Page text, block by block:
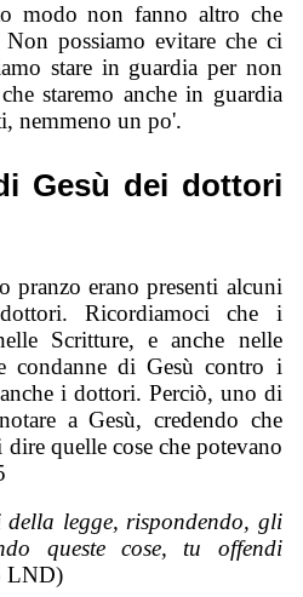
modo non fanno altro che
possiamo evitare che ci
stare in guardia per non
staremo anche in guardia
nemmeno un po'.
Gesù dei dottori
pranzo erano presenti alcuni
Ricordiamoci che i
Scritture, e anche nelle
condanne di Gesù contro i
i dottori. Perciò, uno di
a Gesù, credendo che
dire quelle cose che potevano
legge, rispondendo, gli
queste cose, tu offendi
LND)